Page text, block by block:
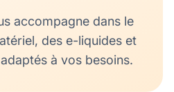
accompagne dans le
des e-liquides et
à vos besoins.